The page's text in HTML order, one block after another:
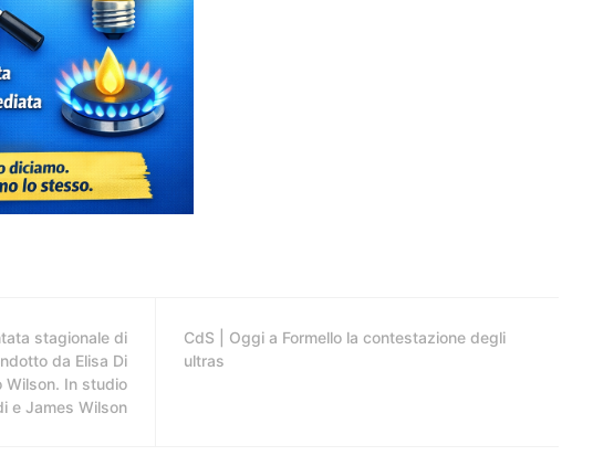
stagionale di
da Elisa Di
Wilson. In studio
e James Wilson
CdS | Oggi a Formello la contestazione degli
ultras